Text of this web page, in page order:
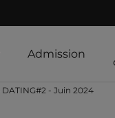
Admission
DATING#2 - Juin 2024